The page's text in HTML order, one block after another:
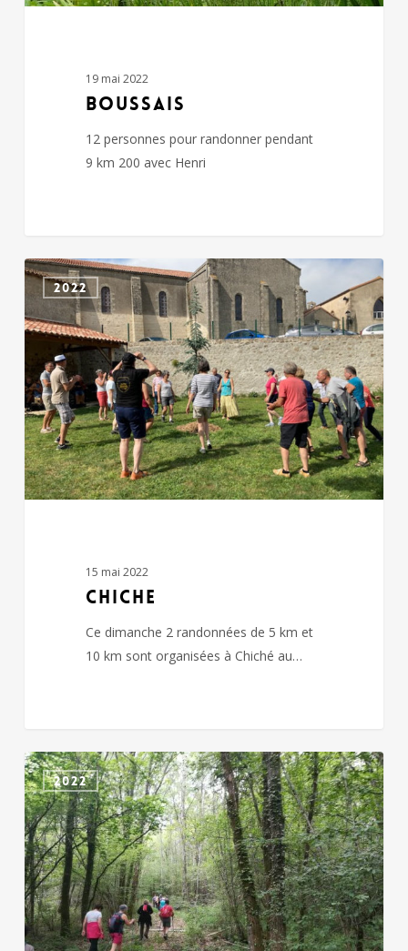
19 mai 2022
BOUSSAIS
12 personnes pour randonner pendant
9 km 200 avec Henri
CHICHE
2022
15 mai 2022
CHICHE
Ce dimanche 2 randonnées de 5 km et
10 km sont organisées à Chiché au…
CHICHE
2022